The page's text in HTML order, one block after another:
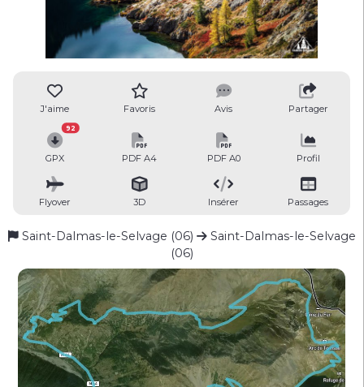
J'aime Favoris Avis Partager
GPX
92
PDF A4 PDF A0 Profil
Flyover 3D Insérer Passages
Saint-Dalmas-le-Selvage (06)
Saint-Dalmas-le-Selvage
(06)